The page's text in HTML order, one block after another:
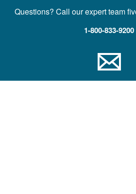
Questions? Call our expert team
1-800-833-9200